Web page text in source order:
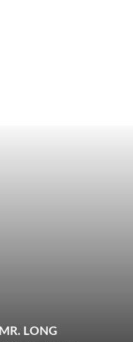
MR. LONG